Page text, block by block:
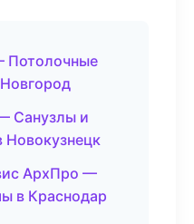
Потолочные
Санузлы и
Новокузнецк
АрхПро —
в Краснодар